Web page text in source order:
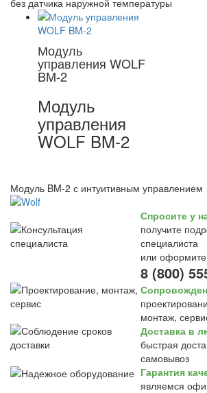
без датчика наружной температуры
Модуль
управления WOLF
BM-2
Модуль
управления
WOLF BM-2
Модуль BM-2 с интуитивным управлением
Спросите у
получите
специалиста
или
8 (800)
монтаж,
Доставка в
быстрая
самовывоз
Гарантия
являемся